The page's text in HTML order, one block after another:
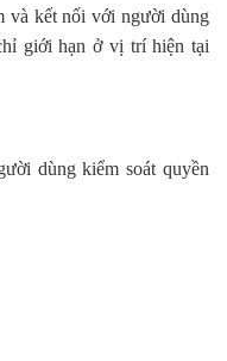
và kết nối với người dùng
giới hạn ở vị trí hiện tại
dùng kiểm soát quyền